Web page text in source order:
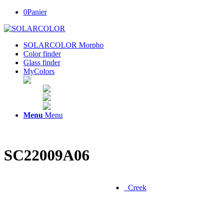
0Panier
SOLARCOLOR Morpho
Color finder
Glass finder
MyColors
Menu Menu
SC22009A06
Creek